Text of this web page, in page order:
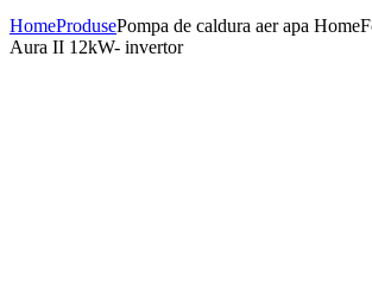
HomeProdusePompa de caldura aer apa
Aura II 12kW- invertor